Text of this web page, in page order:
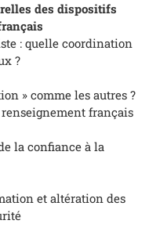
des dispositifs
: quelle coordination
?
» comme les autres ?
français
la confiance à la
et altération des